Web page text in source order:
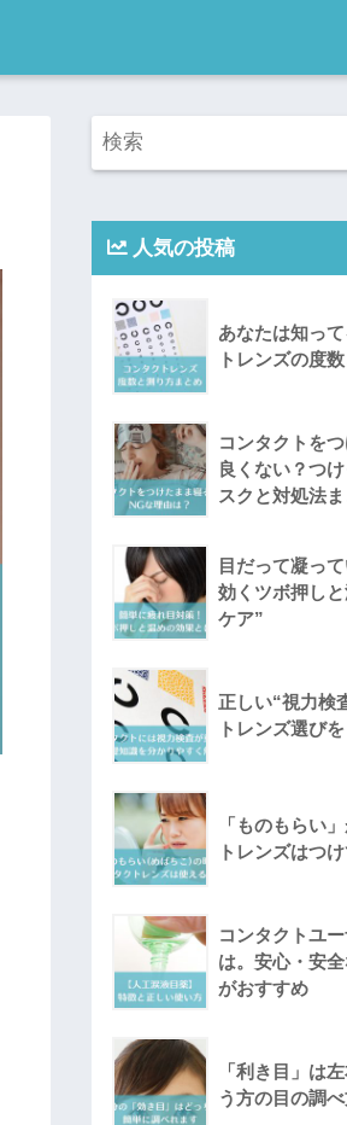
人気の投稿
あなたは知っ
トレンズの度
コンタクトを
良くない？つ
スクと対処法
目だって凝っ
効くツボ押し
ケア”
正しい“視力検
トレンズ選びを
「ものもらい
トレンズはつ
コンタクトユ
は。安心・安全
がおすすめ
「利き目」は
う方の目の調